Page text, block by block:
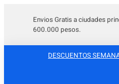
contenido
Envios Gratis a ciudades
600.000 pesos.
DESCUENTOS